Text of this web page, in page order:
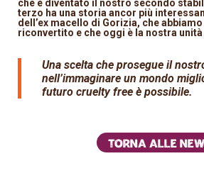
che è diventato il nostro secondo
terzo ha una storia ancor più
dell’ex macello di Gorizia, che
riconvertito e che oggi è la nostra unità
Una scelta che prosegue il
nell’immaginare un mondo
futuro cruelty free è possibile.
Torna alle